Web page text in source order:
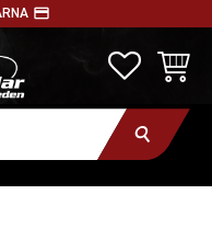
payment